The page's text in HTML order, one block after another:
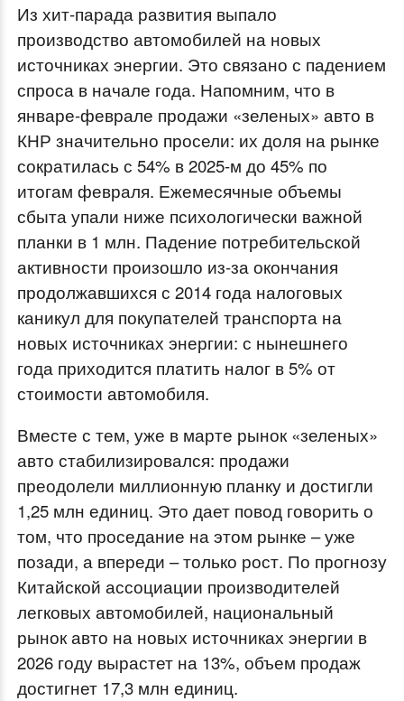
Из хит-парада развития выпало
производство автомобилей на новых
источниках энергии. Это связано с падением
спроса в начале года. Напомним, что в
январе-феврале продажи «зеленых» авто в
КНР значительно просели: их доля на рынке
сократилась с 54% в 2025-м до 45% по
итогам февраля. Ежемесячные объемы
сбыта упали ниже психологически важной
планки в 1 млн. Падение потребительской
активности произошло из-за окончания
продолжавшихся с 2014 года налоговых
каникул для покупателей транспорта на
новых источниках энергии: с нынешнего
года приходится платить налог в 5% от
стоимости автомобиля.
Вместе с тем, уже в марте рынок «зеленых»
авто стабилизировался: продажи
преодолели миллионную планку и достигли
1,25 млн единиц. Это дает повод говорить о
том, что проседание на этом рынке – уже
позади, а впереди – только рост. По прогнозу
Китайской ассоциации производителей
легковых автомобилей, национальный
рынок авто на новых источниках энергии в
2026 году вырастет на 13%, объем продаж
достигнет 17,3 млн единиц.